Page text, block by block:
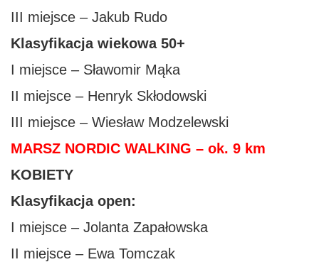
III miejsce – Jakub Rudo
Klasyfikacja wiekowa 50+
I miejsce – Sławomir Mąka
II miejsce – Henryk Skłodowski
III miejsce – Wiesław Modzelewski
MARSZ NORDIC WALKING – ok. 9 km
KOBIETY
Klasyfikacja open:
I miejsce – Jolanta Zapałowska
II miejsce – Ewa Tomczak